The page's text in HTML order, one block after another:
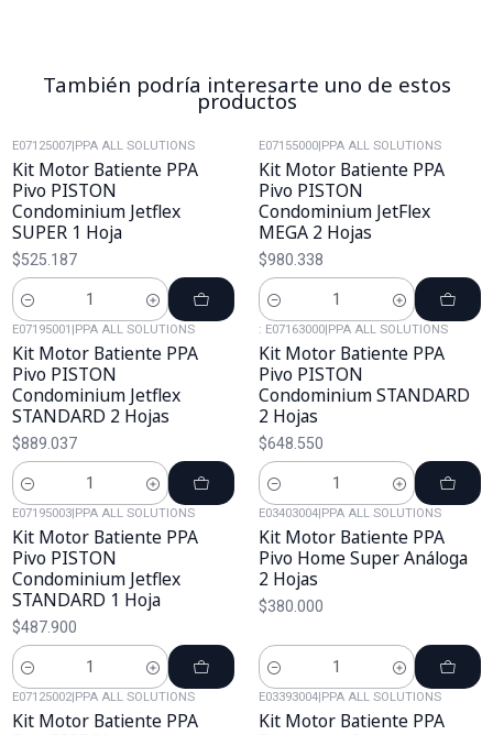
También podría interesarte uno de estos
productos
E07125007|PPA ALL SOLUTIONS
Kit Motor Batiente PPA
Pivo PISTON
Condominium Jetflex
SUPER 1 Hoja
$525.187
Cantidad
E07155000|PPA ALL SOLUTIONS
Kit Motor Batiente PPA
Pivo PISTON
Condominium JetFlex
MEGA 2 Hojas
$980.338
Cantidad
E07195001 |PPA ALL SOLUTIONS
Kit Motor Batiente PPA
Pivo PISTON
Condominium Jetflex
STANDARD 2 Hojas
$889.037
Cantidad
: E07163000|PPA ALL SOLUTIONS
Kit Motor Batiente PPA
Pivo PISTON
Condominium STANDARD
2 Hojas
$648.550
Cantidad
E07195003|PPA ALL SOLUTIONS
Kit Motor Batiente PPA
Pivo PISTON
Condominium Jetflex
STANDARD 1 Hoja
$487.900
Cantidad
E03403004|PPA ALL SOLUTIONS
Kit Motor Batiente PPA
Pivo Home Super Análoga
2 Hojas
$380.000
Cantidad
E07125002|PPA ALL SOLUTIONS
Kit Motor Batiente PPA
E03393004|PPA ALL SOLUTIONS
Kit Motor Batiente PPA